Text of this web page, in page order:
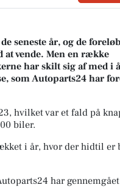
seneste år, og de
at vende. Men en række
har skilt sig af med i
som Autoparts24 har
hvilket var et fald på
biler.
i år, hvor der hidtil er
har